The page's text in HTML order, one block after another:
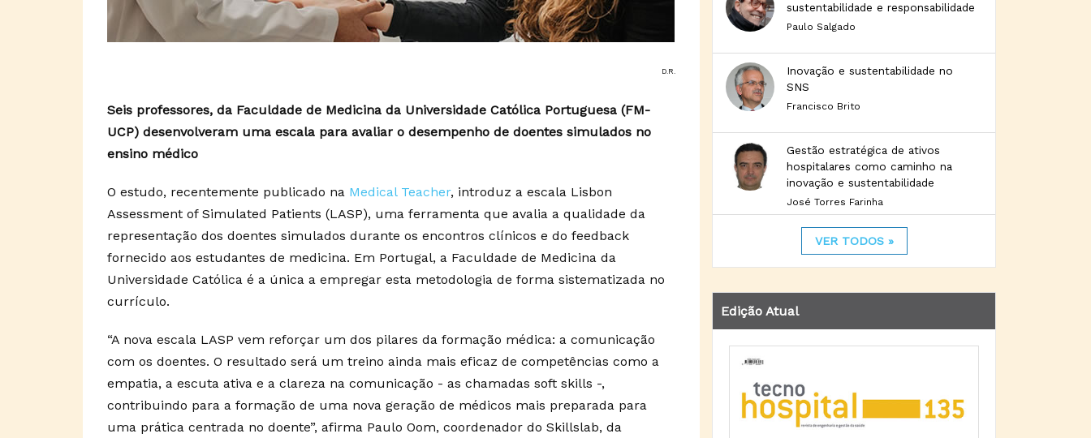
D.R.
Seis professores, da Faculdade de Medicina da Universidade Católica Portuguesa (FM-
UCP) desenvolveram uma escala para avaliar o desempenho de doentes simulados no
ensino médico
O estudo, recentemente publicado na Medical Teacher, introduz a escala Lisbon
Assessment of Simulated Patients (LASP), uma ferramenta que avalia a qualidade da
representação dos doentes simulados durante os encontros clínicos e do feedback
fornecido aos estudantes de medicina. Em Portugal, a Faculdade de Medicina da
Universidade Católica é a única a empregar esta metodologia de forma sistematizada no
currículo.
“A nova escala LASP vem reforçar um dos pilares da formação médica: a comunicação
com os doentes. O resultado será um treino ainda mais eficaz de competências como a
empatia, a escuta ativa e a clareza na comunicação - as chamadas soft skills -,
contribuindo para a formação de uma nova geração de médicos mais preparada para
uma prática centrada no doente”, afirma Paulo Oom, coordenador do Skillslab, da
sustentabilidade e responsabilidade
Paulo Salgado
Inovação e sustentabilidade no
SNS
Francisco Brito
Gestão estratégica de ativos
hospitalares como caminho na
inovação e sustentabilidade
José Torres Farinha
VER TODOS »
Edição Atual